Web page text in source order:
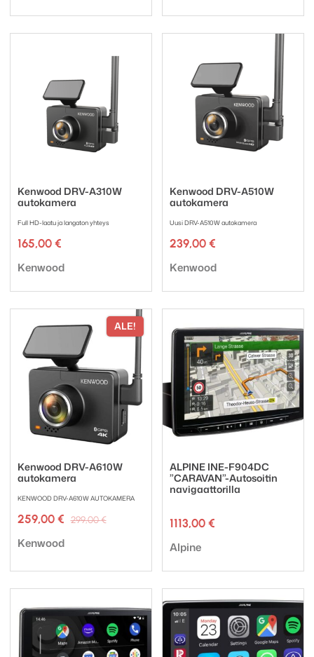
Kenwood DRV-A310W
autokamera
Full HD-laatu ja langaton yhteys
165,00 €
Tuotemerkki:
Kenwood
Kenwood DRV-A510W
autokamera
Uusi DRV-A510W autokamera
239,00 €
Tuotemerkki:
Kenwood
ALE!
Kenwood DRV-A610W
autokamera
KENWOOD DRV-A610W AUTOKAMERA
299,00€Alkuperäinen
259,00 €
Nykyinen
Tuotemerkki:
Kenwood
ALPINE INE-F904DC
”CARAVAN”-Autosoitin
navigaattorilla
1113,00 €
Tuotemerkki:
Alpine